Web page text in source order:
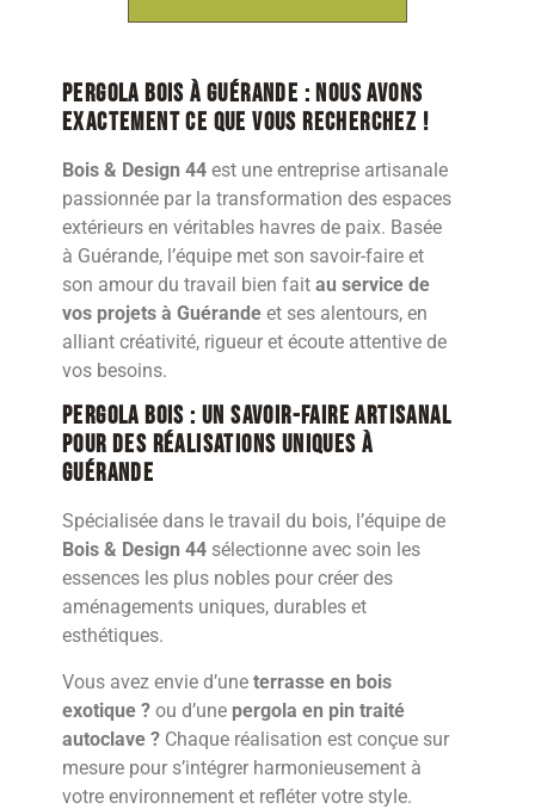
Pergola bois à Guérande : nous avons
exactement ce que vous recherchez !
Bois & Design 44 est une entreprise artisanale
passionnée par la transformation des espaces
extérieurs en véritables havres de paix. Basée
à Guérande, l’équipe met son savoir-faire et
son amour du travail bien fait au service de
vos projets à Guérande et ses alentours, en
alliant créativité, rigueur et écoute attentive de
vos besoins.
Pergola bois : Un savoir-faire artisanal
pour des réalisations uniques à
Guérande
Spécialisée dans le travail du bois, l’équipe de
Bois & Design 44 sélectionne avec soin les
essences les plus nobles pour créer des
aménagements uniques, durables et
esthétiques.
Vous avez envie d’une terrasse en bois
exotique ? ou d’une pergola en pin traité
autoclave ? Chaque réalisation est conçue sur
mesure pour s’intégrer harmonieusement à
votre environnement et refléter votre style.